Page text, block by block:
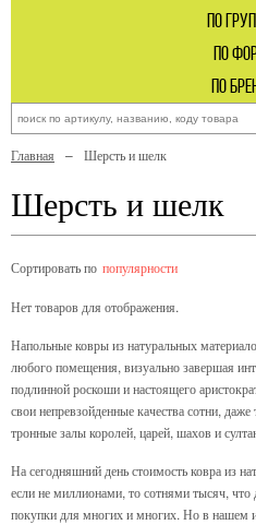
по
по
по
Главная Шерсть и шелк
Шерсть и шелк
Сортировать по популярности
Нет товаров для отображения.
Напольные ковры из натуральных
любого помещения, визуально завершая
подлинной роскоши и настоящего
свои непревзойденные качества сотни,
тронные залы королей, царей, шахов и
На сегодняшний день стоимость ковра из
если не миллионами, то сотнями тысяч, что
покупки для многих и многих. Но в нашем